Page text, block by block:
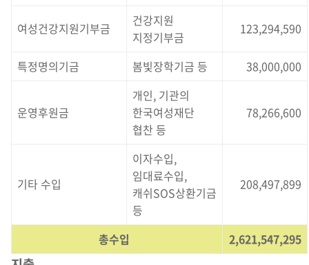
여성건강지원기부금
건강지원
지정기부금
123,294,590
특정명의기금 봄빛장학기금 등 38,000,000
운영후원금
개인, 기관의
한국여성재단
협찬 등
78,266,600
기타 수입
이자수입,
임대료수입,
캐쉬SOS상환기금
등
208,497,899
총수입 2,621,547,295